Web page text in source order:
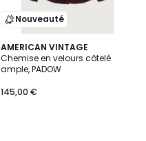
Nouveauté
AMERICAN VINTAGE
Chemise en velours côtelé
ample, PADOW
145,00 €